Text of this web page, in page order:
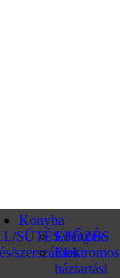
SÜTÉS/FŐZÉS
szerszámok
Konyha
Edények
Elektromos
háztartási